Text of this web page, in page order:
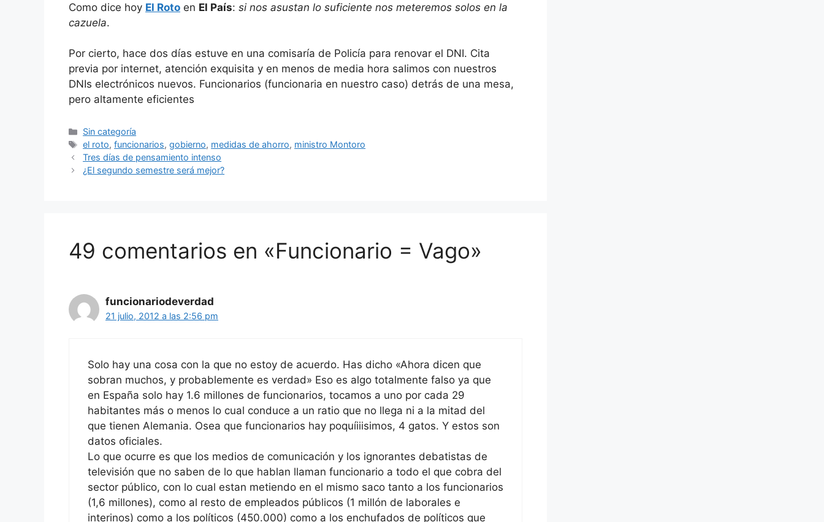
Como dice hoy El Roto en El País: si nos asustan lo suficiente nos meteremos solos en la
cazuela.
Por cierto, hace dos días estuve en una comisaría de Policía para renovar el DNI. Cita
previa por internet, atención exquisita y en menos de media hora salimos con nuestros
DNIs electrónicos nuevos. Funcionarios (funcionaria en nuestro caso) detrás de una mesa,
pero altamente eficientes
Categorías
Sin categoría
Etiquetas
el roto,funcionarios,gobierno, medidas de ahorro, ministro Montoro
Tres días de pensamiento intenso
¿El segundo semestre será mejor?
49 comentarios en «Funcionario = Vago»
funcionariodeverdad
21 julio, 2012 a las 2:56 pm
Solo hay una cosa con la que no estoy de acuerdo. Has dicho «Ahora dicen que
sobran muchos, y probablemente es verdad» Eso es algo totalmente falso ya que
en España solo hay 1.6 millones de funcionarios, tocamos a uno por cada 29
habitantes más o menos lo cual conduce a un ratio que no llega ni a la mitad del
que tienen Alemania. Osea que funcionarios hay poquíiiisimos, 4 gatos. Y estos son
datos oficiales.
Lo que ocurre es que los medios de comunicación y los ignorantes debatistas de
televisión que no saben de lo que hablan llaman funcionario a todo el que cobra del
sector público, con lo cual estan metiendo en el mismo saco tanto a los funcionarios
(1,6 millones), como al resto de empleados públicos (1 millón de laborales e
interinos) como a los políticos (450.000) como a los enchufados de políticos que